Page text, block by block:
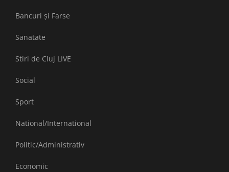
Bancuri și Farse
Sanatate
Stiri de Cluj LIVE
Social
Sport
National/International
Politic/Administrativ
Economic